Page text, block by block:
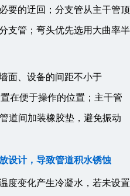
要的迂回；分支管从主干管顶
支管；弯头优先选用大曲率半
面、设备的间距不小于
在便于操作的位置；主干管
道间加装橡胶垫，避免振动
设计，导致管道积水锈蚀
度变化产生冷凝水，若未设置